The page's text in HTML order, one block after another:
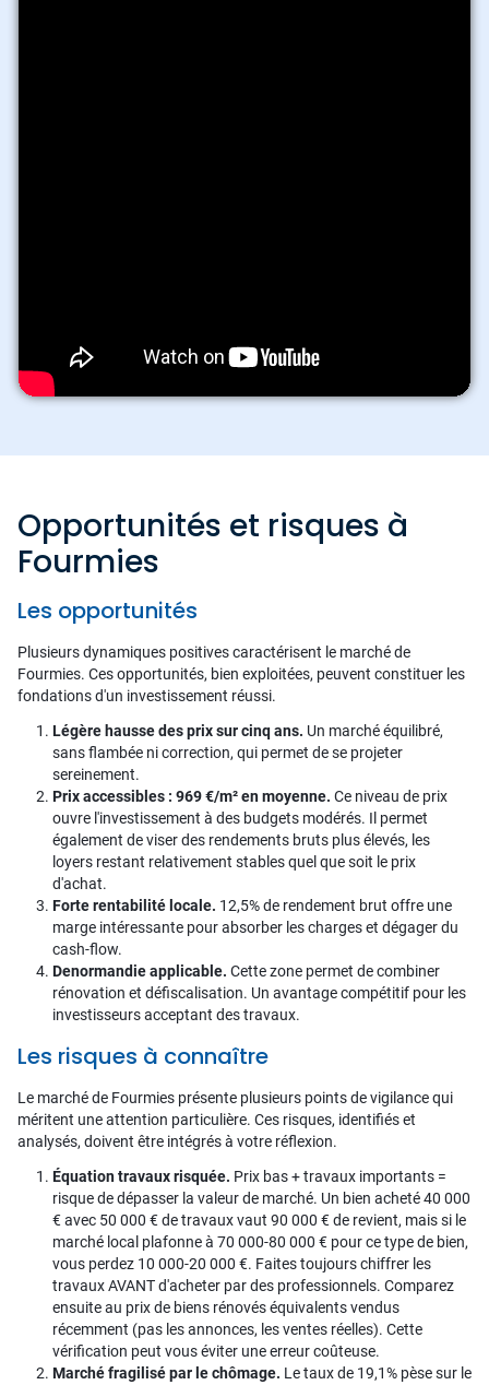
Opportunités et risques à
Fourmies
Les opportunités
Plusieurs dynamiques positives caractérisent le marché de
Fourmies. Ces opportunités, bien exploitées, peuvent constituer les
fondations d'un investissement réussi.
Légère hausse des prix sur cinq ans. Un marché équilibré,
sans flambée ni correction, qui permet de se projeter
sereinement.
Prix accessibles : 969 €/m² en moyenne. Ce niveau de prix
ouvre l'investissement à des budgets modérés. Il permet
également de viser des rendements bruts plus élevés, les
loyers restant relativement stables quel que soit le prix
d'achat.
Forte rentabilité locale. 12,5% de rendement brut offre une
marge intéressante pour absorber les charges et dégager du
cash-flow.
Denormandie applicable. Cette zone permet de combiner
rénovation et défiscalisation. Un avantage compétitif pour les
investisseurs acceptant des travaux.
Les risques à connaître
Le marché de Fourmies présente plusieurs points de vigilance qui
méritent une attention particulière. Ces risques, identifiés et
analysés, doivent être intégrés à votre réflexion.
Équation travaux risquée. Prix bas + travaux importants =
risque de dépasser la valeur de marché. Un bien acheté 40 000
€ avec 50 000 € de travaux vaut 90 000 € de revient, mais si le
marché local plafonne à 70 000-80 000 € pour ce type de bien,
vous perdez 10 000-20 000 €. Faites toujours chiffrer les
travaux AVANT d'acheter par des professionnels. Comparez
ensuite au prix de biens rénovés équivalents vendus
récemment (pas les annonces, les ventes réelles). Cette
vérification peut vous éviter une erreur coûteuse.
Marché fragilisé par le chômage. Le taux de 19,1% pèse sur le